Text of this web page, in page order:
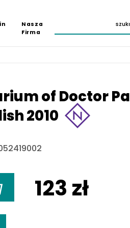
Nasza
Firma
of Doctor
2010
123 zł